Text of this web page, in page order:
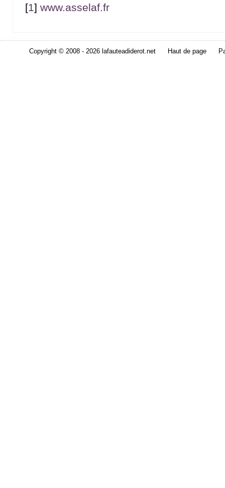
[1]www.asselaf.fr
Copyright © 2008 - 2026 lafauteadiderot.net Haut de page